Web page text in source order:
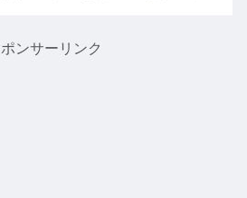
日本
に遊びに来られていたのでまた
ンサーリンク